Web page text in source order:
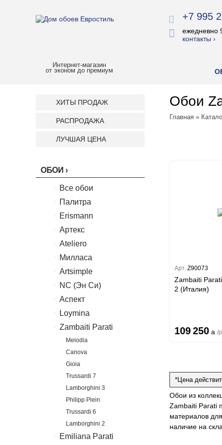
Интернет-магазин
от эконом до премиум
+7 995
ежедневно
контакты ›
ХИТЫ ПРОДАЖ
РАСПРОДАЖА
ЛУЧШАЯ ЦЕНА
ОБОИ
Все обои
Палитра
Палитра
Erismann
Erismann
Артекс
Артекс
Ateliero
Ateliero
Милласа
Ambient
Ambient Vol.2
Amsterdam
Classic Estate
Artsimple
Geometry
Mixture
Mixture Textile
NC (Эн Си)
Колор
Аспект
Аспект
Loymina
Hygge 2
Zambaiti Parati
Melodia
Canova
Gioia
Trussardi 7
Lamborghini 3
Philipp Plein
Trussardi 6
Lamborghini 2
Emiliana Parati
Обои
Главная »
Арт. Z90073
Zambaiti
2 (Италия)
109 250 a /
*Цена
Обои из
Zambaiti Parati
материалов
наличие на